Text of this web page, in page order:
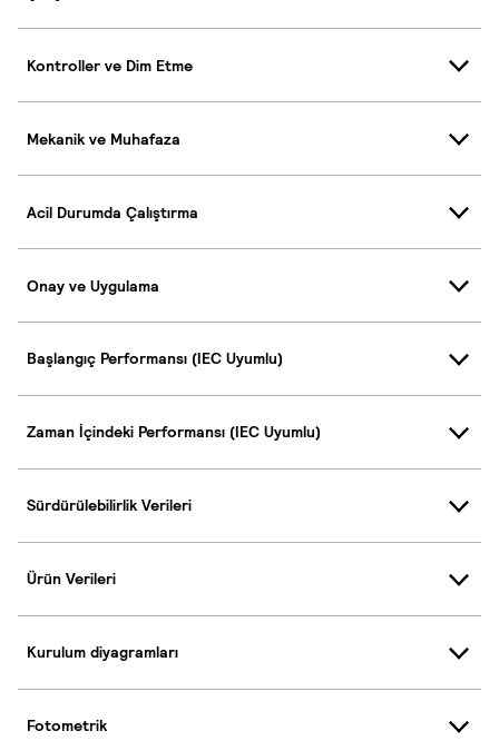
Kontroller ve Dim Etme
Mekanik ve Muhafaza
Acil Durumda Çalıştırma
Onay ve Uygulama
Başlangıç Performansı (IEC Uyumlu)
Zaman İçindeki Performansı (IEC Uyumlu)
Sürdürülebilirlik Verileri
Ürün Verileri
Kurulum diyagramları
Fotometrik